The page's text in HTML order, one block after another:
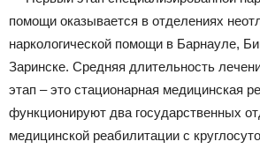
помощи оказывается в отделениях
наркологической помощи в Барнауле,
Заринске. Средняя длительность
этап – это стационарная медицинская
функционируют два государственных
медицинской реабилитации с